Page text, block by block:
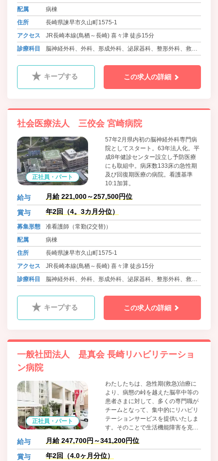
配属
病棟
住所
長崎県諫早市久山町1575-1
アクセス
JR長崎本線(鳥栖～長崎) 喜々津 徒歩15分
診療科目
脳神経外科、外科、形成外科、泌尿器科、整形外科、救急
環器内科、腎臓内科、呼吸器内科、放射線科、内科、老年
キープする この求人の詳細
社会医療法人 三佼会 宮崎病院
正社員・パート
57年2月県内初の脳神経外科専門病
院としてスタート。63年法人化。平
成8年健診センター設立し予防医療
にも取組中。病床数133床の急性期
及び回復期医療の病院。看護基準
10:1加算。
給与 月給 221,000～257,500円位
賞与 年2回（4。3カ月分位）
募集形態
准看護師（常勤(2交替)）
配属
病棟
住所
長崎県諫早市久山町1575-1
アクセス
JR長崎本線(鳥栖～長崎) 喜々津 徒歩15分
診療科目
脳神経外科、外科、形成外科、泌尿器科、整形外科、救急
環器内科、腎臓内科、呼吸器内科、放射線科、内科、老年
キープする この求人の詳細
一般社団法人 是真会 長崎リハビリテーショ
ン病院
正社員・パート
わたしたちは、急性期(救急)治療に
より、病態の峠を越えた脳卒中等の
患者さまに対して、多くの専門職が
チームとなって、集中的にリハビリ
テーションサービスを提供いたしま
す。そのことで生活機能障害を克服
し、住み慣れた地域で安心した生活
が送れるように支援していく所存で
す。亜急性期医療の場として適時・
給与 月給 247,700円～341,200円位
賞与 年2回（4.0ヶ月分位）